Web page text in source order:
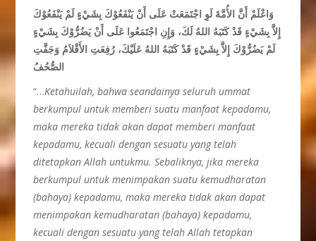
وَاعْلَمْ أَنَّ الأُمَّةَ لَوِ اجْتَمَعَتْ عَلَى أَنْ يَنْفَعُوْكَ بِشَيْءٍ لَمْ يَنْفَعُوْكَ
إِلاَّ بِشَيْءٍ قَدْ كَتَبَهُ اللهُ لَكَ، وَإِنِ اجْتَمَعُوا عَلَى أَنْ يَضُرُّوْكَ بِشَيْءٍ
لَمْ يَضُرُّوْكَ إِلاَّ بِشَيْءٍ قَدْ كَتَبَهُ اللهُ عَلَيْكَ، رُفِعَتِ الأَقْلاَمُ وَجَفَّتِ
الصُّحُفُ
“…Ketahuilah, bahwa seandainya seluruh ummat
berkumpul untuk memberi suatu manfaat kepadamu,
maka mereka tidak akan dapat memberi manfaat
kepadamu, kecuali dengan sesuatu yang telah
ditetapkan Allah untukmu. Sebaliknya,jika mereka
berkumpul untuk menimpakan suatu kemudharatan
(bahaya) kepadamu, maka mereka tidak akan dapat
menimpakan kemudharatan (bahaya)kepadamu,
kecuali dengan sesuatu yangtelah Allah tetapkan